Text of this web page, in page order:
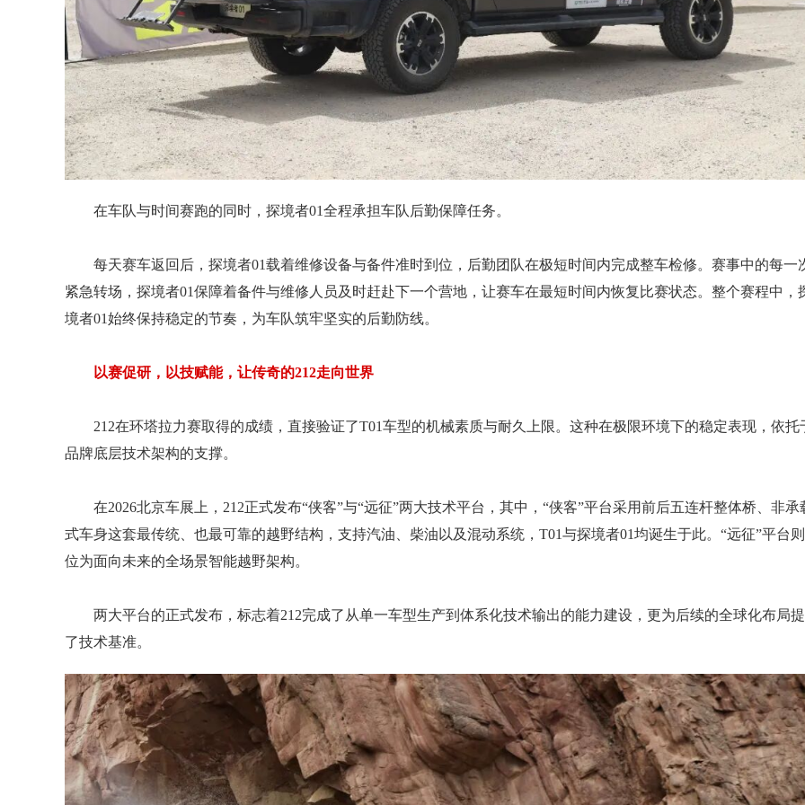
在车队与时间赛跑的同时，探境者01全程承担车队后勤保障任务。
每天赛车返回后，探境者01载着维修设备与备件准时到位，后勤团队在极短时间内完成整车检修。赛事中的每一
紧急转场，探境者01保障着备件与维修人员及时赶赴下一个营地，让赛车在最短时间内恢复比赛状态。整个赛程中，
境者01始终保持稳定的节奏，为车队筑牢坚实的后勤防线。
以赛促研，以技赋能，让传奇的212走向世界
212在环塔拉力赛取得的成绩，直接验证了T01车型的机械素质与耐久上限。这种在极限环境下的稳定表现，依托
品牌底层技术架构的支撑。
在2026北京车展上，212正式发布“侠客”与“远征”两大技术平台，其中，“侠客”平台采用前后五连杆整体桥、非承
式车身这套最传统、也最可靠的越野结构，支持汽油、柴油以及混动系统，T01与探境者01均诞生于此。“远征”平台
位为面向未来的全场景智能越野架构。
两大平台的正式发布，标志着212完成了从单一车型生产到体系化技术输出的能力建设，更为后续的全球化布局
了技术基准。